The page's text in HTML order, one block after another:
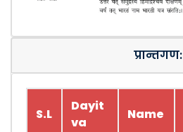
प्रान्तगण:
S.L
Dayit
va
Name